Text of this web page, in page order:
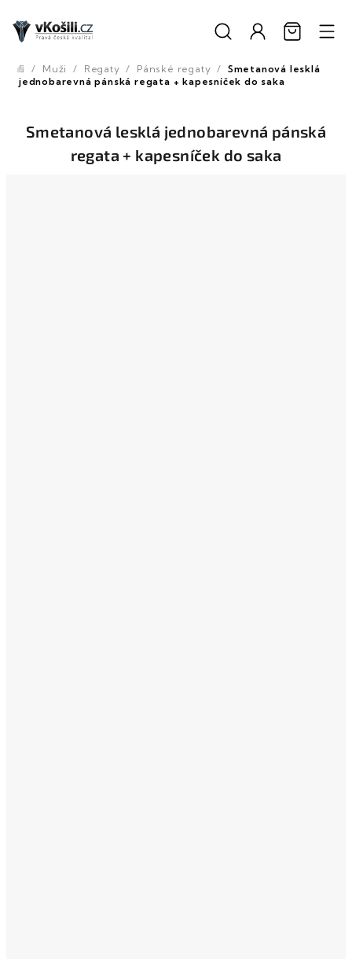
obsah
Domů
/ Muži / Regaty / Pánské regaty / Smetanová lesklá
jednobarevná pánská regata + kapesníček do saka
Smetanová lesklá jednobarevná pánská
regata + kapesníček do saka